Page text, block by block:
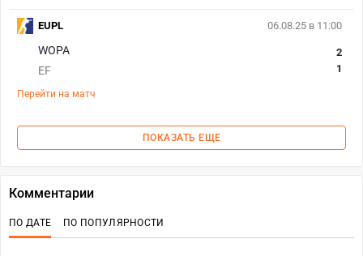
06.08.25 в 11:00
WOPA
EF
2
1
Перейти на матч
EUPL
ПОКАЗАТЬ ЕЩЕ
Комментарии
ПО ДАТЕ ПО ПОПУЛЯРНОСТИ